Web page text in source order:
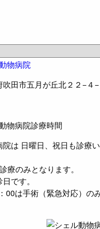
吹田市五月が丘北２２−４−
院は 日曜日、祝日も診療
療のみとなります。
です。
00は手術（緊急対応）の